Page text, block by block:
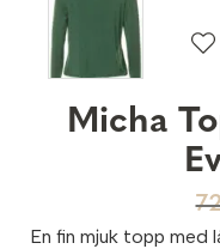
Micha
En fin mjuk topp med